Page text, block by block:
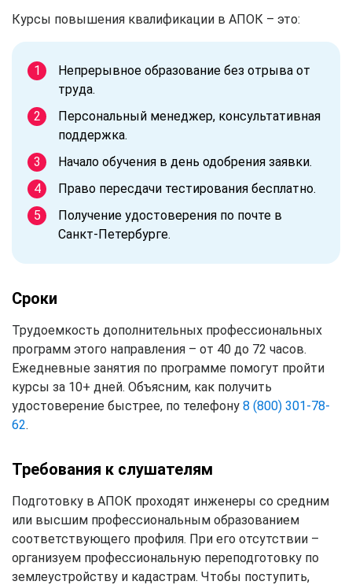
Курсы повышения квалификации в АПОК – это:
Непрерывное образование без отрыва от
труда.
Персональный менеджер, консультативная
поддержка.
Начало обучения в день одобрения заявки.
Право пересдачи тестирования бесплатно.
Получение удостоверения по почте в
Санкт-Петербурге.
Сроки
Трудоемкость дополнительных профессиональных
программ этого направления – от 40 до 72 часов.
Ежедневные занятия по программе помогут пройти
курсы за 10+ дней. Объясним, как получить
удостоверение быстрее, по телефону 8 (800) 301-78-
62.
Требования к слушателям
Подготовку в АПОК проходят инженеры со средним
или высшим профессиональным образованием
соответствующего профиля. При его отсутствии –
организуем профессиональную переподготовку по
землеустройству и кадастрам. Чтобы поступить,